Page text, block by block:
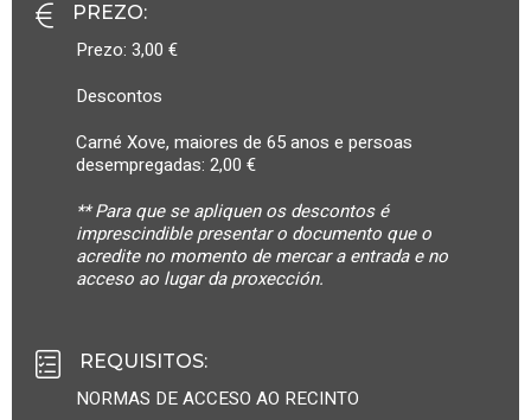
PREZO:
Prezo: 3,00 €
Descontos
Carné Xove, maiores de 65 anos e persoas
desempregadas: 2,00 €
** Para que se apliquen os descontos é
imprescindible presentar o documento que o
acredite no momento de mercar a entrada e no
acceso ao lugar da proxección.
REQUISITOS:
NORMAS DE ACCESO AO RECINTO